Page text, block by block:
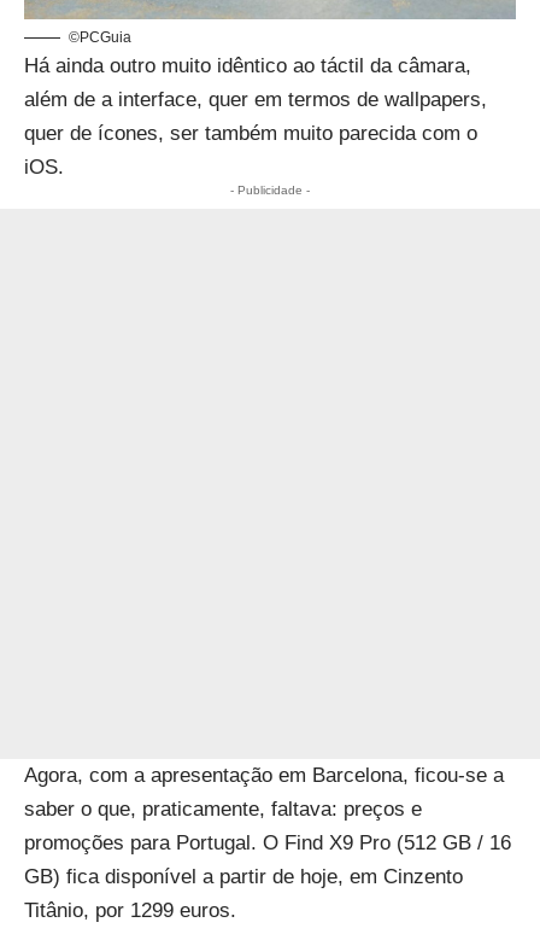
©PCGuia
Há ainda outro muito idêntico ao táctil da câmara,
além de a interface, quer em termos de wallpapers,
quer de ícones, ser também muito parecida com o
iOS.
- Publicidade -
Agora, com a apresentação em Barcelona, ficou-se a
saber o que, praticamente, faltava: preços e
promoções para Portugal. O Find X9 Pro (512 GB / 16
GB) fica disponível a partir de hoje, em Cinzento
Titânio, por 1299 euros.